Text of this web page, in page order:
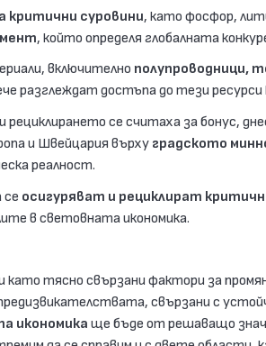
критични суровини, като фосфор,
, който определя глобалната
включително полупроводници,
разглеждат достъпа до тези ресурси
се считаха за бонус,
и Швейцария върху градското
реалност.
се осигуряват и рециклират
в световната икономика.
като тясно свързани фактори за
свързани с
икономика ще бъде от решаващо